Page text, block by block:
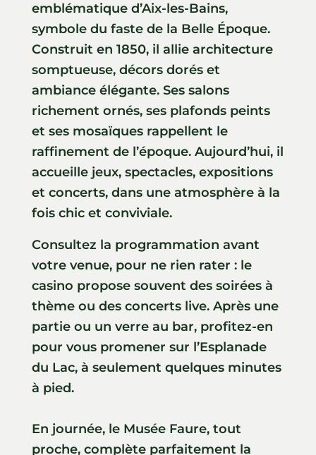
emblématique d’Aix-les-Bains,
symbole du faste de la Belle Époque.
Construit en 1850, il allie architecture
somptueuse, décors dorés et
ambiance élégante. Ses salons
richement ornés, ses plafonds peints
et ses mosaïques rappellent le
raffinement de l’époque. Aujourd’hui, il
accueille jeux, spectacles, expositions
et concerts, dans une atmosphère à la
fois chic et conviviale.
Consultez la programmation avant
votre venue, pour ne rien rater : le
casino propose souvent des soirées à
thème ou des concerts live. Après une
partie ou un verre au bar, profitez-en
pour vous promener sur l’Esplanade
du Lac, à seulement quelques minutes
à pied.
En journée, le Musée Faure, tout
proche, complète parfaitement la